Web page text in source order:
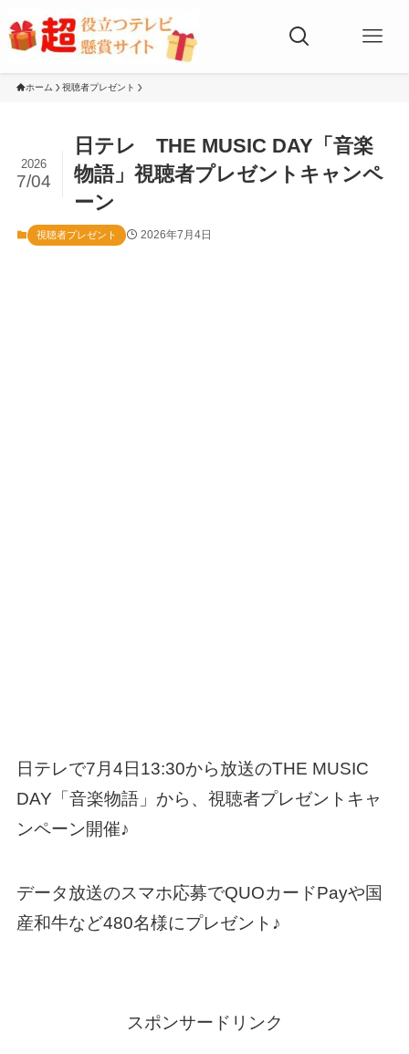
ホーム 視聴者プレゼント
日テレ THE MUSIC DAY「音楽
物語」視聴者プレゼントキャンペ
ーン
2026
7/04
視聴者プレゼント 2026年7月4日
日テレで7月4日13:30から放送のTHE MUSIC
DAY「音楽物語」から、視聴者プレゼントキャ
ンペーン開催♪
データ放送のスマホ応募でQUOカードPayや国
産和牛など480名様にプレゼント♪
スポンサードリンク